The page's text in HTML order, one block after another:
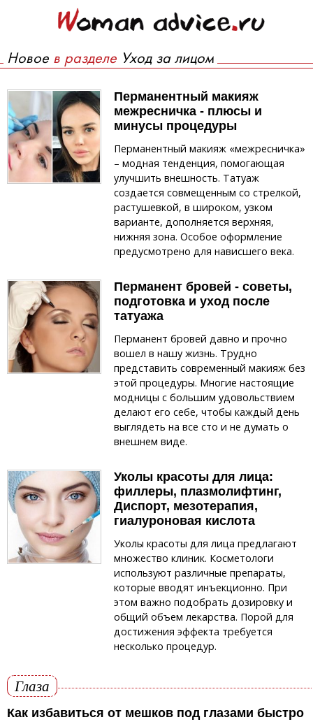
Новое в разделе Уход за лицом
Перманентный макияж
межресничка - плюсы и
минусы процедуры
Перманентный макияж «межресничка»
– модная тенденция, помогающая
улучшить внешность. Татуаж
создается совмещенным со стрелкой,
растушевкой, в широком, узком
варианте, дополняется верхняя,
нижняя зона. Особое оформление
предусмотрено для нависшего века.
Перманент бровей - советы,
подготовка и уход после
татуажа
Перманент бровей давно и прочно
вошел в нашу жизнь. Трудно
представить современный макияж без
этой процедуры. Многие настоящие
модницы с большим удовольствием
делают его себе, чтобы каждый день
выглядеть на все сто и не думать о
внешнем виде.
Уколы красоты для лица:
филлеры, плазмолифтинг,
Диспорт, мезотерапия,
гиалуроновая кислота
Уколы красоты для лица предлагают
множество клиник. Косметологи
используют различные препараты,
которые вводят инъекционно. При
этом важно подобрать дозировку и
общий объем лекарства. Порой для
достижения эффекта требуется
несколько процедур.
Глаза
Как избавиться от мешков под глазами быстро